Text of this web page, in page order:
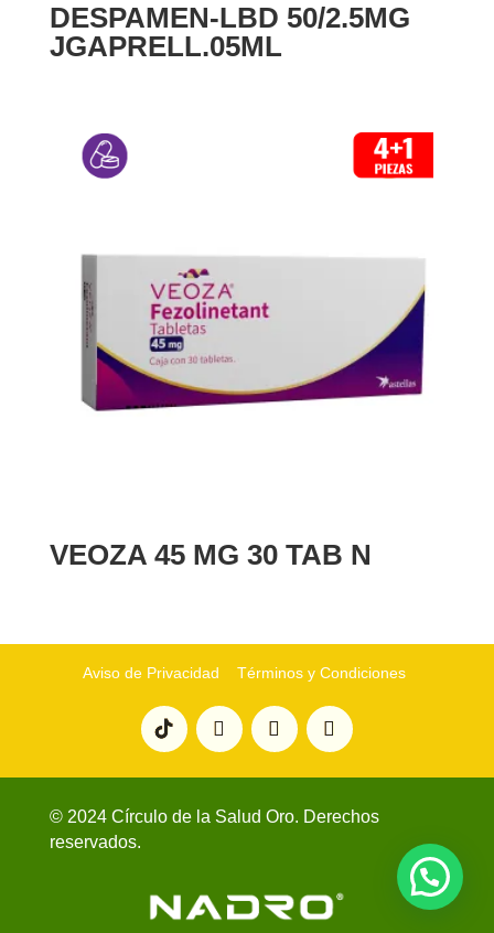
DESPAMEN-LBD 50/2.5MG
JGAPRELL.05ML
VEOZA 45 MG 30 TAB N
Aviso de Privacidad Términos y Condiciones
© 2024 Círculo de la Salud Oro. Derechos
reservados.